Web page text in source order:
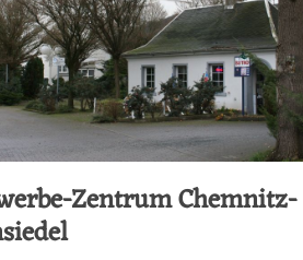
Zentrum Chemnitz-